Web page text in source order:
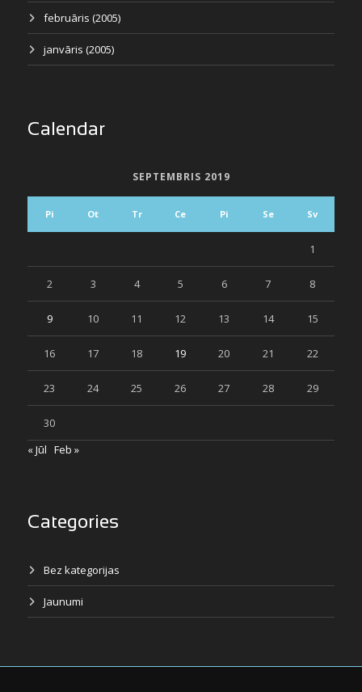
februāris (2005)
janvāris (2005)
Calendar
SEPTEMBRIS 2019
Pi Ot Tr Ce Pi Se Sv
1
2 3 4 5 6 7 8
9 10 11 12 13 14 15
16 17 18 19 20 21 22
23 24 25 26 27 28 29
30
« Jūl Feb »
Categories
Bez kategorijas
Jaunumi